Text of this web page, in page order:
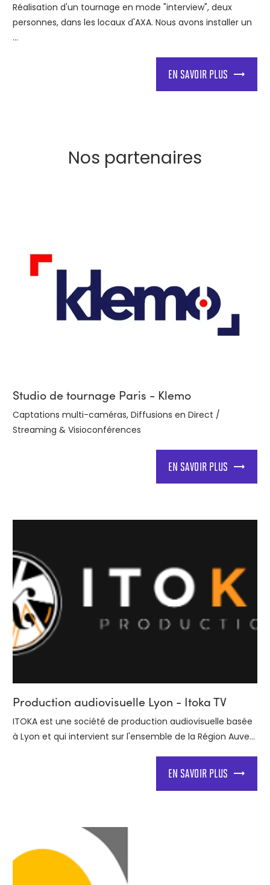
Réalisation d'un tournage en mode "interview", deux
personnes, dans les locaux d'AXA. Nous avons installer un
...
EN SAVOIR PLUS
Nos partenaires
Studio de tournage Paris - Klemo
Captations multi-caméras, Diffusions en Direct /
Streaming & Visioconférences
EN SAVOIR PLUS
Production audiovisuelle Lyon - Itoka TV
ITOKA est une société de production audiovisuelle basée
à Lyon et qui intervient sur l'ensemble de la Région Auve...
EN SAVOIR PLUS